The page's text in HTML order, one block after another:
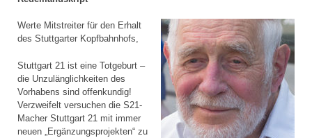
Werte Mitstreiter für den Erhalt
des Stuttgarter Kopfbahnhofs,
Stuttgart 21 ist eine Totgeburt –
die Unzulänglichkeiten des
Vorhabens sind offenkundig!
Verzweifelt versuchen die S21-
Macher Stuttgart 21 mit immer
neuen „Ergänzungsprojekten“ zu